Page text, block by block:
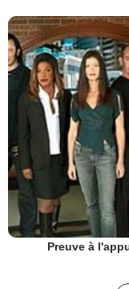
Preuve à